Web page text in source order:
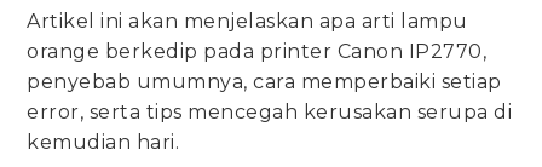
Artikel ini akan menjelaskan apa arti lampu
orange berkedip pada printer Canon IP2770,
penyebab umumnya, cara memperbaiki setiap
error, serta tips mencegah kerusakan serupa di
kemudian hari.